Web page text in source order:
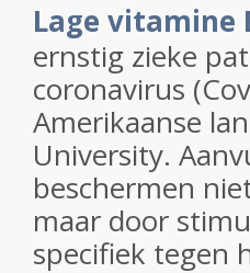
Lage vitamine
ernstig zieke
coronavirus
Amerikaanse
University.
beschermen
maar door
specifiek tegen